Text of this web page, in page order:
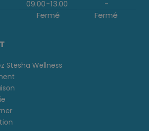
09.00-13.00
-
Fermé Fermé
Stesha Wellness